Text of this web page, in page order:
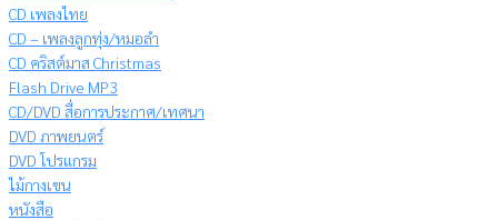
CD เพลงไทย
CD – เพลงลูกทุ่ง/หมอลำ
CD คริสต์มาส Christmas
Flash Drive MP3
CD/DVD สื่อการประกาศ/เทศนา
DVD ภาพยนตร์
DVD โปรแกรม
ไม้กางเขน
หนังสือ